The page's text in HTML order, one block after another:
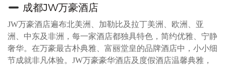
成都JW万豪酒店
JW万豪酒店遍布北美洲、加勒比及拉丁美洲、欧洲、亚
洲、中东及非洲，每一家酒店都独具特色，简约优雅、宁静
奢华。在万豪最古朴典雅、富丽堂皇的品牌酒店中，小小细
节成就非凡体验。JW万豪豪华酒店及度假酒店温馨典雅，